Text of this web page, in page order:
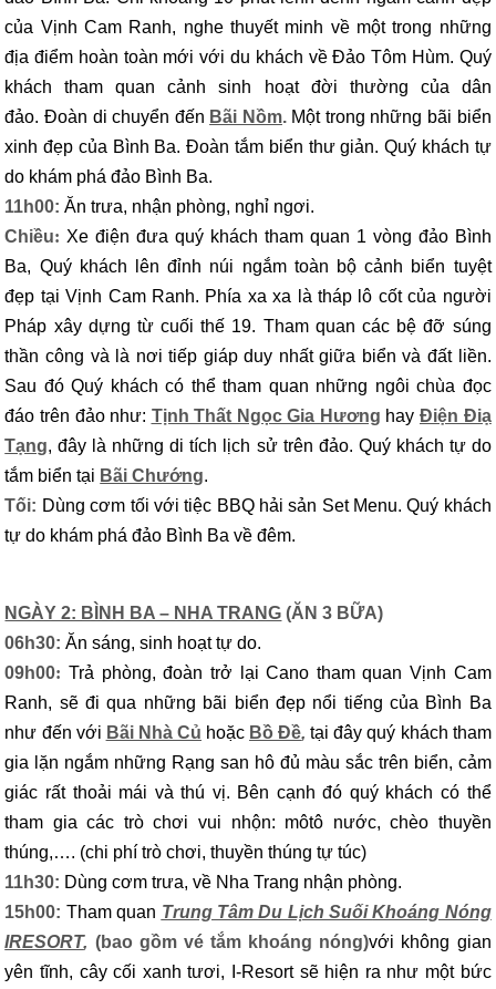
của Vịnh Cam Ranh, nghe thuyết minh về một trong những
địa điểm hoàn toàn mới với du khách về Đảo Tôm Hùm. Quý
khách tham quan cảnh sinh hoạt đời thường của dân
đảo. Đoàn di chuyển đến Bãi Nồm.Một trong những bãi biển
xinh đẹp của Bình Ba. Đoàn tắm biển thư giản. Quý khách tự
do khám phá đảo Bình Ba.
11h00: Ăn trưa, nhận phòng, nghỉ ngơi.
Chiều: Xe điện đưa quý khách tham quan 1 vòng đảo Bình
Ba, Quý khách lên đỉnh núi ngắm toàn bộ cảnh biển tuyệt
đẹp tại Vịnh Cam Ranh. Phía xa xa là tháp lô cốt của người
Pháp xây dựng từ cuối thế 19. Tham quan các bệ đỡ súng
thần công và là nơi tiếp giáp duy nhất giữa biển và đất liền.
Sau đó Quý khách có thể tham quan những ngôi chùa đọc
đáo trên đảo như: Tịnh Thất Ngọc Gia Hương hayĐiện Điạ
Tạng, đây là những di tích lịch sử trên đảo. Quý khách tự do
tắm biển tại Bãi Chướng.
Tối: Dùng cơm tối với tiệc BBQ hải sản Set Menu. Quý khách
tự do khám phá đảo Bình Ba về đêm.
NGÀY 2: BÌNH BA – NHA TRANG (ĂN 3 BỮA)
06h30: Ăn sáng, sinh hoạt tự do.
09h00:Trả phòng, đoàn trở lại Cano tham quan Vịnh Cam
Ranh, sẽ đi qua những bãi biển đẹp nổi tiếng của Bình Ba
như đến với Bãi Nhà Củ hoặc Bồ Đề, tại đây quý khách tham
gia lặn ngắm những Rạng san hô đủ màu sắc trên biển, cảm
giác rất thoải mái và thú vị. Bên cạnh đó quý khách có thể
tham gia các trò chơi vui nhộn: môtô nước, chèo thuyền
thúng,…. (chi phí trò chơi, thuyền thúng tự túc)
11h30: Dùng cơm trưa, về Nha Trang nhận phòng.
15h00: Tham quan Trung Tâm Du Lịch SuốiKhoáng Nóng
IRESORT, (bao gồm vé tắm khoáng nóng)với không gian
yên tĩnh, cây cối xanh tươi, I-Resort sẽ hiện ra như một bức